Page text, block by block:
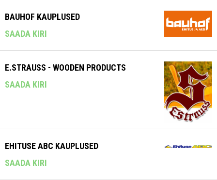
BAUHOF KAUPLUSED
SAADA KIRI
E.STRAUSS - WOODEN PRODUCTS
SAADA KIRI
EHITUSE ABC KAUPLUSED
SAADA KIRI